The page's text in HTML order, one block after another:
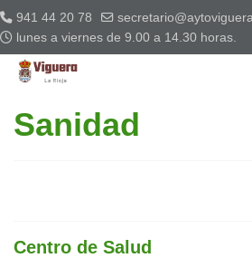
941 44 20 78
lunes a viernes de 9.00 a 14.30 horas.
Sanidad
Centro de Salud